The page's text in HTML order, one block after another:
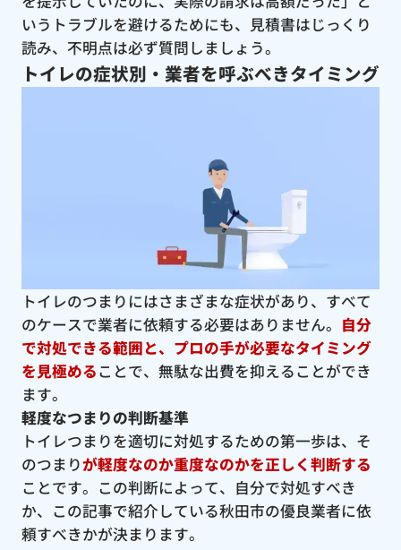
いうトラブルを避けるためにも、見積書はじっくり
読み、不明点は必ず質問しましょう。
トイレの症状別・業者を呼ぶべきタイミング
トイレのつまりにはさまざまな症状があり、すべて
のケースで業者に依頼する必要はありません。 自分
で対処できる範囲と、プロの手が必要なタイミング
を見極めることで、無駄な出費を抑えることができ
ます。
軽度なつまりの判断基準
トイレつまりを適切に対処するための第一歩は、そ
のつまりが軽度なのか重度なのかを正しく判断する
ことです。この判断によって、自分で対処すべき
か、この記事で紹介している秋田市の優良業者に依
頼すべきかが決まります。